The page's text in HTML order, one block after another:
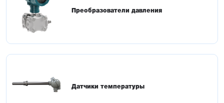
Преобразователи давления
Датчики температуры